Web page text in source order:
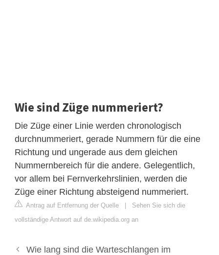
Wie sind Züge nummeriert?
Die Züge einer Linie werden chronologisch
durchnummeriert, gerade Nummern für die eine
Richtung und ungerade aus dem gleichen
Nummernbereich für die andere. Gelegentlich,
vor allem bei Fernverkehrslinien, werden die
Züge einer Richtung absteigend nummeriert.
Antrag auf Entfernung der Quelle | Sehen Sie sich die
vollständige Antwort auf de.wikipedia.org an
Wie lang sind die Warteschlangen im